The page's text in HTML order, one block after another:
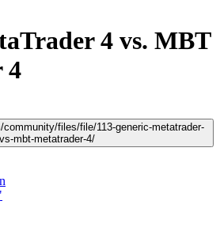
4 vs. MBT
4
files/file/113-generic-metatrader-
mbt-metatrader-4/